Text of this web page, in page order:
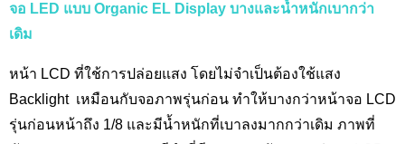
จอ LED แบบ Organic EL Display บางและน้ำหนักเบากว่า
เดิม
หน้า LCD ที่ใช้การปล่อยแสง โดยไม่จำเป็นต้องใช้แสง
Backlight เหมือนกับจอภาพรุ่นก่อน ทำให้บางกว่าหน้าจอ LCD
รุ่นก่อนหน้าถึง 1/8 และมีน้ำหนักที่เบาลงมากกว่าเดิม ภาพที่